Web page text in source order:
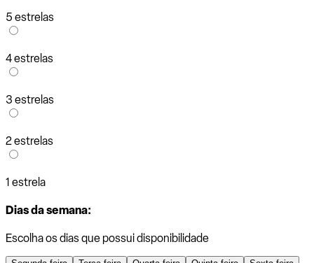
5 estrelas
4 estrelas
3 estrelas
2 estrelas
1 estrela
Dias da semana:
Escolha os dias que possui disponibilidade